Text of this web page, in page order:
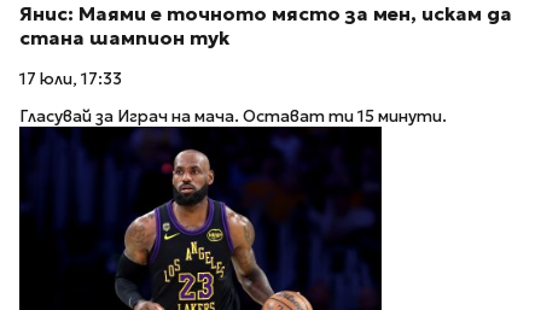
Янис: Маями е точното място за мен, искам да
стана шампион тук
17 юли, 17:33
Гласувай за Играч на мача. Остават ти 15 минути.